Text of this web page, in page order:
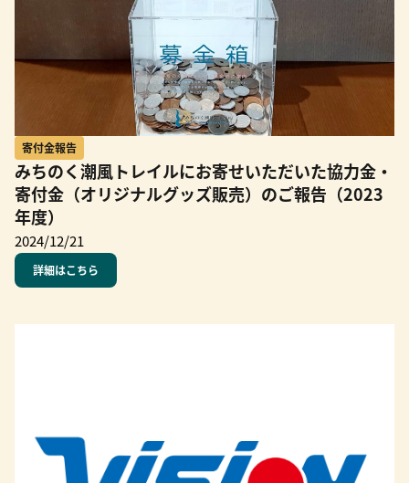
寄付金報告
みちのく潮風トレイルにお寄せいただいた協力金・
寄付金（オリジナルグッズ販売）のご報告（2023
年度）
2024/12/21
詳細はこちら